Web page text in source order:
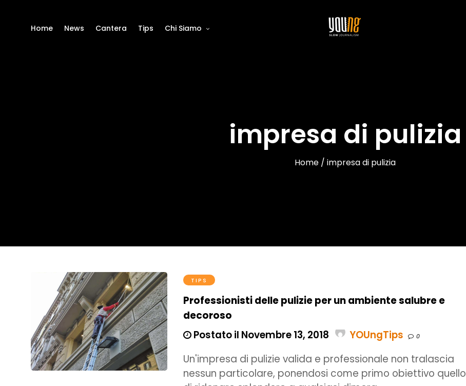
Home News Cantera Tips Chi Siamo
impresa di pulizia
Home / impresa di pulizia
TIPS
Professionisti delle pulizie per un ambiente salubre e
decoroso
Postato il Novembre 13, 2018
YOUngTips 0
Un'impresa di pulizie valida e professionale non tralascia
nessun particolare, ponendosi come primo obiettivo quello